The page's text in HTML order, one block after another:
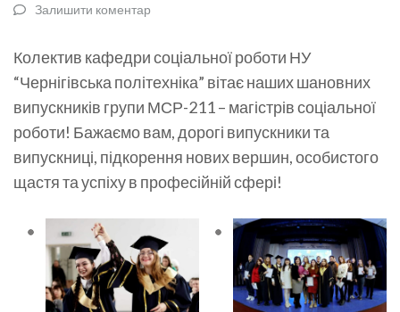
Залишити коментар
Колектив кафедри соціальної роботи НУ
“Чернігівська політехніка” вітає наших шановних
випускників групи МСР-211 – магістрів соціальної
роботи! Бажаємо вам, дорогі випускники та
випускниці, підкорення нових вершин, особистого
щастя та успіху в професійній сфері!